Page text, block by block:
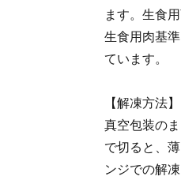
ます。生食
生食用肉基
ています。
【解凍方法】
真空包装の
で切ると、
ンジでの解